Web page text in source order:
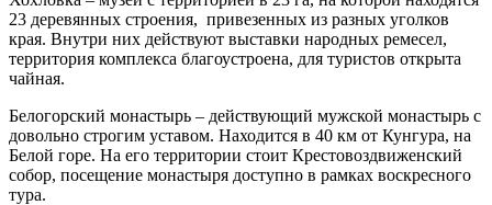
23 деревянных строения, привезенных из разных уголков
края. Внутри них действуют выставки народных ремесел,
территория комплекса благоустроена, для туристов открыта
чайная.
Белогорский монастырь – действующий мужской монастырь с
довольно строгим уставом. Находится в 40 км от Кунгура, на
Белой горе. На его территории стоит Крестовоздвиженский
собор, посещение монастыря доступно в рамках воскресного
тура.